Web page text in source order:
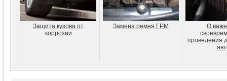
Защита кузова от
коррозии
Замена ремня ГРМ
О
проведения